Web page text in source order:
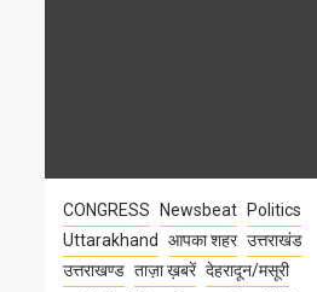
CONGRESS Newsbeat
Politics
Uttarakhand
आपका शहर उत्तराखंड
उत्तराखण्ड ताज़ा ख़बरें देहरादून/मसूरी